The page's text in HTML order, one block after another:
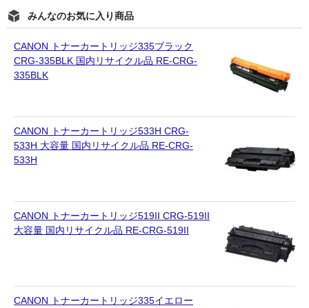
みんなのお気に入り商品
CANON トナーカートリッジ335ブラック
CRG-335BLK 国内リサイクル品 RE-CRG-
335BLK
CANON トナーカートリッジ533H CRG-
533H 大容量 国内リサイクル品 RE-CRG-
533H
CANON トナーカートリッジ519II CRG-519II
大容量 国内リサイクル品 RE-CRG-519II
CANON トナーカートリッジ335イエロー